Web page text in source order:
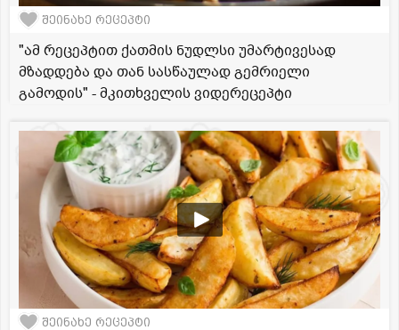
შეინახე რეცეპტი
"ამ რეცეპტით ქათმის ნუდლსი უმარტივესად
მზადდება და თან სასწაულად გემრიელი
გამოდის" - მკითხველის ვიდერეცეპტი
შეინახე რეცეპტი